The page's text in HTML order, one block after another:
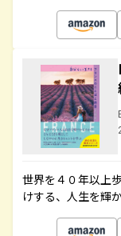
世界を４０年以上
けする、人生を輝